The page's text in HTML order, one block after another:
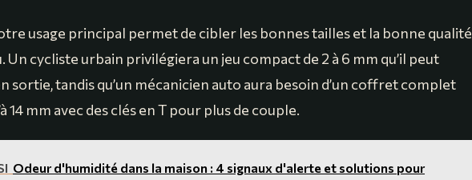
usage principal permet de cibler les bonnes tailles et la bonne qualité
Un cycliste urbain privilégiera un jeu compact de 2 à 6 mm qu’il peut
sortie, tandis qu’un mécanicien auto aura besoin d’un coffret complet
14 mm avec des clés en T pour plus de couple.
Odeur d'humidité dans la maison : 4 signaux d'alerte et solutions pour